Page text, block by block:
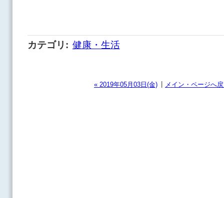
カテゴリ : 健康・生活
« 2019年05月03日(金) メイン・ページへ